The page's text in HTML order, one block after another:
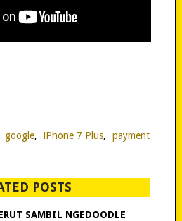
google, iPhone 7 Plus,
payment
POSTS
SAMBIL NGEDOODLE